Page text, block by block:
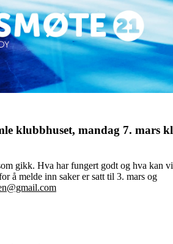
klubbhuset, mandag 7. mars kl
gikk. Hva har fungert godt og hva kan vi
å melde inn saker er satt til 3. mars og